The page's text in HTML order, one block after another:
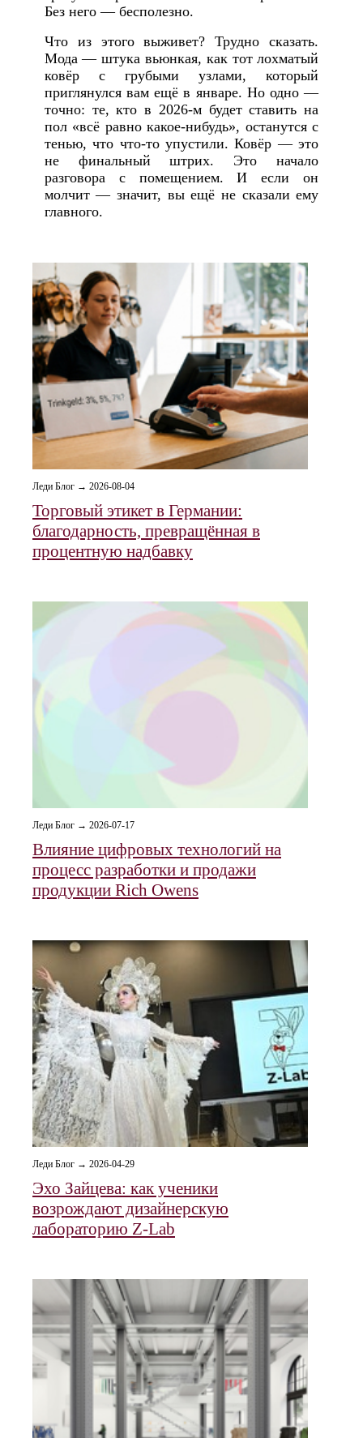
Без него — бесполезно.
Что из этого выживет? Трудно сказать.
Мода — штука вьюнкая, как тот лохматый
ковёр с грубыми узлами, который
приглянулся вам ещё в январе. Но одно —
точно: те, кто в 2026-м будет ставить на
пол «всё равно какое-нибудь», останутся с
тенью, что что-то упустили. Ковёр — это
не финальный штрих. Это начало
разговора с помещением. И если он
молчит — значит, вы ещё не сказали ему
главного.
Леди Блог → 2026-08-04
Торговый этикет в Германии:
благодарность, превращённая в
процентную надбавку
Леди Блог → 2026-07-17
Влияние цифровых технологий на
процесс разработки и продажи
продукции Rich Owens
Леди Блог → 2026-04-29
Эхо Зайцева: как ученики
возрождают дизайнерскую
лабораторию Z-Lab